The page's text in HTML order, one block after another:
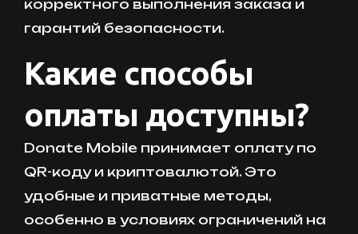
корректного выполнения заказа и
гарантий безопасности.
Какие способы
оплаты доступны?
Donate Mobile принимает оплату по
QR-коду и криптовалютой. Это
удобные и приватные методы,
особенно в условиях ограничений на